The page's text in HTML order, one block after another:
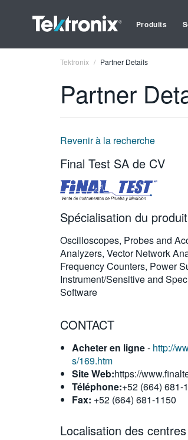
Produits
Tektronix Partner Details
Partner
Revenir à la recherche
Final Test SA de CV
Spécialisation du produit
Oscilloscopes, Probes and
Analyzers, Vector Network
Frequency Counters, Power
Instrument/Sensitive and
Software
CONTACT
Acheter en ligne- http://
s/169.htm
Site Web:https://
Téléphone:+52 (664) 681-
Fax: +52 (664) 681-1150
Localisation des centres